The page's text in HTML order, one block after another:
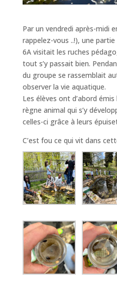
Par un vendredi après-midi
rappelez-vous ..!), une
6A visitait les ruches
tout s’y passait bien.
du groupe se rassemblait
observer la vie aquatique.
Les élèves ont d’abord
règne animal qui s’y
celles-ci grâce à leurs
C’est fou ce qui vit dans